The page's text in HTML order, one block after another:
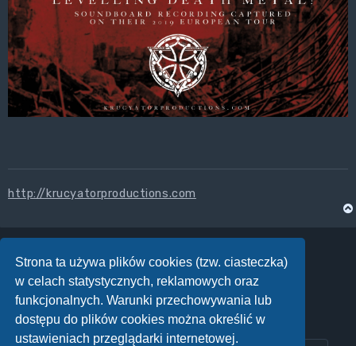
Strona ta używa plików cookies (tzw. ciasteczka)
w celach statystycznych, reklamowych oraz
funkcjonalnych. Warunki przechowywania lub
dostępu do plików cookies można określić w
ustawieniach przeglądarki internetowej.
http://krucyatorproductions.com
ODPOWIEDZ
Posty: 1 • Strona1z1